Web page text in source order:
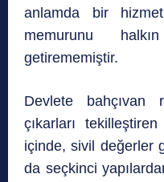
anlamda bir
memurunu
getirememiştir.
Devlete bahçıvan
çıkarları
içinde, sivil değerler
da seçkinci